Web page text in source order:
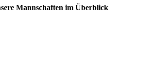
Mannschaften im Überblick